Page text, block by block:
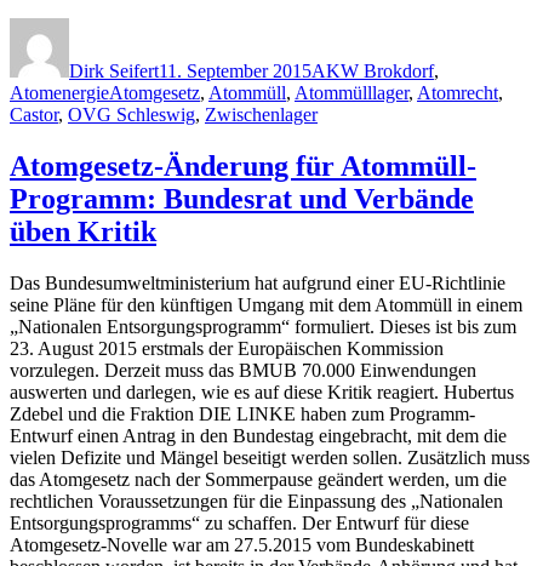
Dirk Seifert11. September 2015AKW Brokdorf,
AtomenergieSchlagwörter
Atomgesetz, Atommüll, Atommülllager, Atomrecht,
Castor, OVG Schleswig, Zwischenlager
Atomgesetz-Änderung für Atommüll-
Programm: Bundesrat und Verbände
üben Kritik
Das Bundesumweltministerium hat aufgrund einer EU-Richtlinie
seine Pläne für den künftigen Umgang mit dem Atommüll in einem
„Nationalen Entsorgungsprogramm“ formuliert. Dieses ist bis zum
23. August 2015 erstmals der Europäischen Kommission
vorzulegen. Derzeit muss das BMUB 70.000 Einwendungen
auswerten und darlegen, wie es auf diese Kritik reagiert. Hubertus
Zdebel und die Fraktion DIE LINKE haben zum Programm-
Entwurf einen Antrag in den Bundestag eingebracht, mit dem die
vielen Defizite und Mängel beseitigt werden sollen. Zusätzlich muss
das Atomgesetz nach der Sommerpause geändert werden, um die
rechtlichen Voraussetzungen für die Einpassung des „Nationalen
Entsorgungsprogramms“ zu schaffen. Der Entwurf für diese
Atomgesetz-Novelle war am 27.5.2015 vom Bundeskabinett